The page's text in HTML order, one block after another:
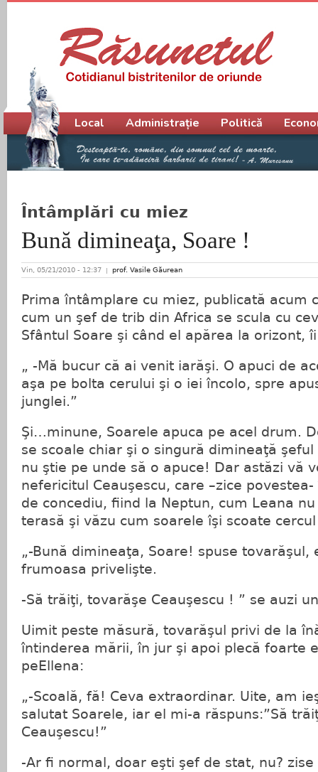
Întâmplări cu miez
Bună dimineaţa, Soare !
Vin, 05/21/2010 - 12:37 prof. Vasile Găurean
Prima întâmplare cu miez, publicată acum
cum un şef de trib din Africa se scula cu
Sfântul Soare şi când el apărea la orizont,
„ -Mă bucur că ai venit iarăşi. O apuci de
aşa pe bolta cerului şi o iei încolo, spre
junglei.”
Şi…minune, Soarele apuca pe acel drum.
se scoale chiar şi o singură dimineaţă
nu ştie pe unde să o apuce! Dar astăzi vă
nefericitul Ceauşescu, care –zice
de concediu, fiind la Neptun, cum Leana
terasă şi văzu cum soarele îşi scoate
„-Bună dimineaţa, Soare! spuse tovarăşul,
frumoasa privelişte.
-Să trăiţi, tovarăşe Ceauşescu ! ” se auzi
Uimit peste măsură, tovarăşul privi de la
întinderea mării, în jur şi apoi plecă foarte
peEllena:
„-Scoală, fă! Ceva extraordinar. Uite, am
salutat Soarele, iar el mi-a răspuns:”Să
Ceauşescu!”
-Ar fi normal, doar eşti şef de stat, nu?
Meniu principal
Local Administrație Politică